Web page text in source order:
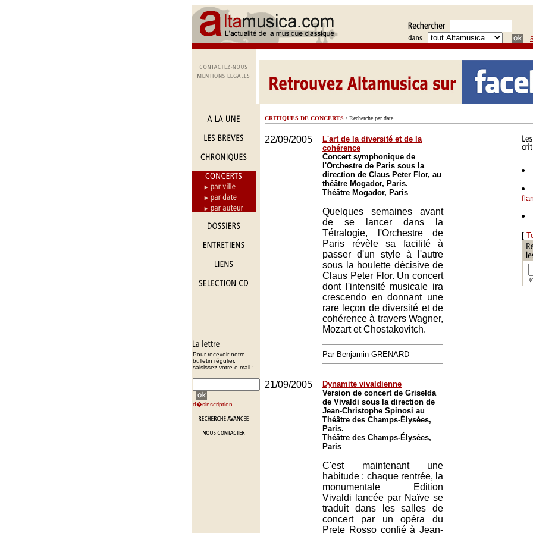
Pour recevoir notre
bulletin régulier,
saisissez votre e-mail :
d�sinscription
CRITIQUES DE CONCERTS / Recherche par date
22/09/2005
L'art de la diversité et de la
cohérence
Concert symphonique de
l'Orchestre de Paris sous la
direction de Claus Peter Flor, au
théâtre Mogador, Paris.
Théâtre Mogador, Paris
Quelques semaines avant
de se lancer dans la
Tétralogie, l'Orchestre de
Paris révèle sa facilité à
passer d'un style à l'autre
sous la houlette décisive de
Claus Peter Flor. Un concert
dont l'intensité musicale ira
crescendo en donnant une
rare leçon de diversité et de
cohérence à travers Wagner,
Mozart et Chostakovitch.
Par Benjamin GRENARD
21/09/2005
Dynamite vivaldienne
Version de concert de Griselda
de Vivaldi sous la direction de
Jean-Christophe Spinosi au
Théâtre des Champs-Élysées,
Paris.
Théâtre des Champs-Élysées,
Paris
C'est maintenant une
habitude : chaque rentrée, la
monumentale Edition
Vivaldi lancée par Naïve se
traduit dans les salles de
concert par un opéra du
Prete Rosso confié à Jean-
[